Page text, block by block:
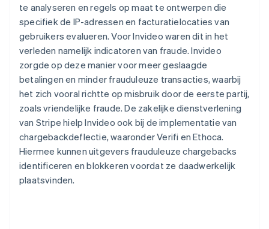
te analyseren en regels op maat te ontwerpen die
specifiek de IP-adressen en facturatielocaties van
gebruikers evalueren. Voor Invideo waren dit in het
verleden namelijk indicatoren van fraude. Invideo
zorgde op deze manier voor meer geslaagde
betalingen en minder frauduleuze transacties, waarbij
het zich vooral richtte op misbruik door de eerste partij,
zoals vriendelijke fraude. De zakelijke dienstverlening
van Stripe hielp Invideo ook bij de implementatie van
chargebackdeflectie, waaronder Verifi en Ethoca.
Hiermee kunnen uitgevers frauduleuze chargebacks
identificeren en blokkeren voordat ze daadwerkelijk
plaatsvinden.